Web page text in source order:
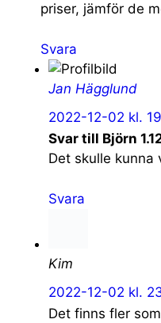
priser, jämför de
Svara
Jan Hägglund
2022-12-02 kl.
Svar till Björn
Det skulle kunna
Svara
Kim
2022-12-02 kl.
Det finns fler